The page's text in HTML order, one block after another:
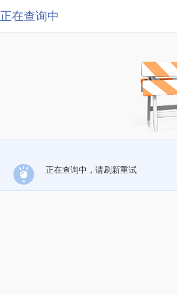
正在查询中
正在查询中，请刷新重试